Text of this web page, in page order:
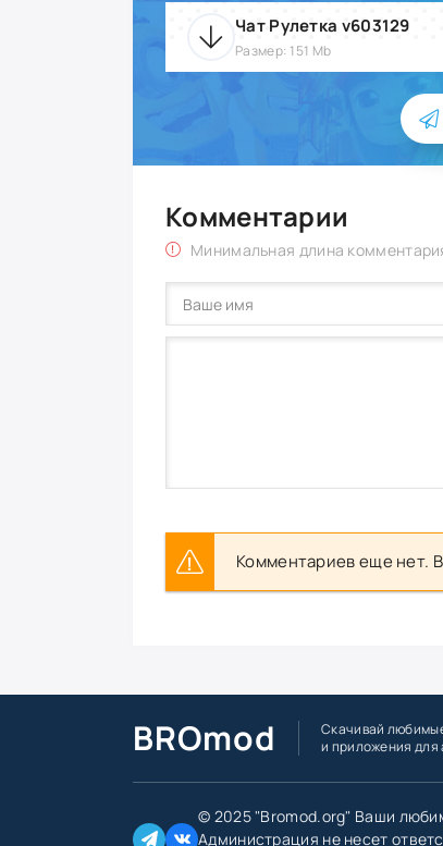
Чат Рулетка v603129
Размер: 151 Mb
Комментарии
Минимальная длина
Комментариев еще нет.
BROmod
Скачивай
и приложения для
© 2025 "Bromod.org" Ваши
Администрация не несет